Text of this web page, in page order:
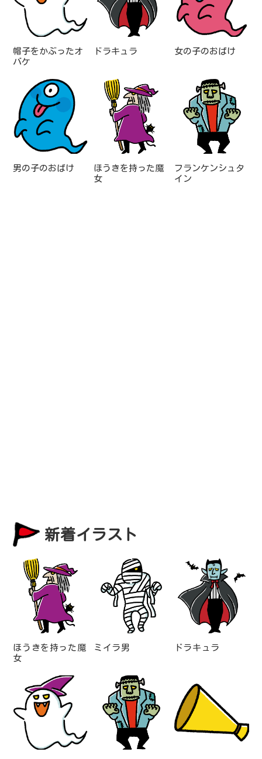
帽子をかぶったオ
バケ
ドラキュラ 女の子のおばけ
男の子のおばけ
ほうきを持った魔
女
フランケンシュタ
イン
新着イラスト
ほうきを持った魔
女
ミイラ男 ドラキュラ